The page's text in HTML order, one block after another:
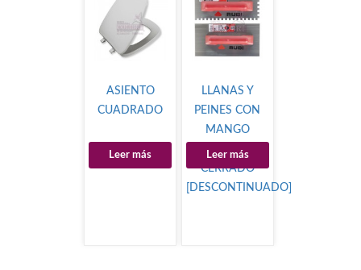
ASIENTO
CUADRADO
Leer más
LLANAS Y
PEINES CON
MANGO
PLASTICO
CERRADO
[DESCONTINUADO]
Leer más